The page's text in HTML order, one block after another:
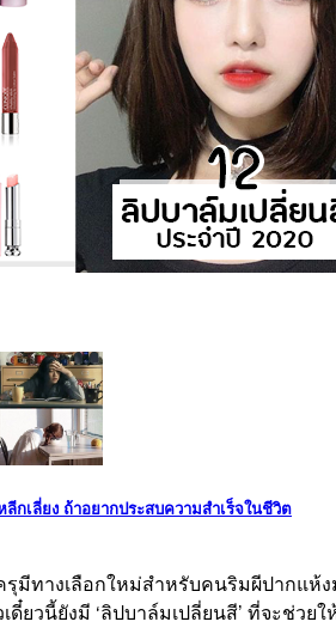
กเลี่ยง ถ้าอยากประสบความสำเร็จในชีวิต
มีทางเลือกใหม่สำหรับคนริมผีปากแห้
ดี๋ยวนี้ยังมี ‘ลิปบาล์มเปลี่ยนสี’ ที่จะช่ว